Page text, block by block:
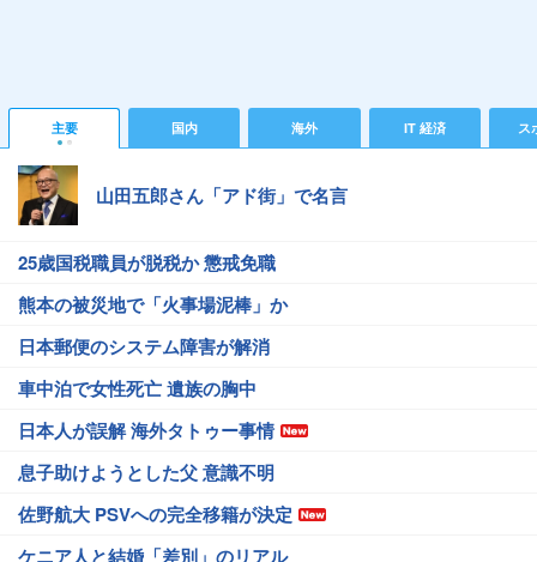
主要 国内 海外 IT 経済 ス
山田五郎さん「アド街」で名言
25歳国税職員が脱税か 懲戒免職
熊本の被災地で「火事場泥棒」か
日本郵便のシステム障害が解消
車中泊で女性死亡 遺族の胸中
日本人が誤解 海外タトゥー事情
息子助けようとした父 意識不明
佐野航大 PSVへの完全移籍が決定
ケニア人と結婚「差別」のリアル